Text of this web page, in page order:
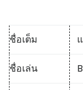
ชื่อเต็ม
ชื่อเล่น